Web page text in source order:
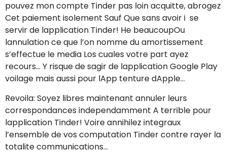
pouvez mon compte Tinder pas loin acquitte, abrogez
Cet paiement isolement Sauf Que sans avoir i se
servir de lapplication Tinder! He beaucoupOu
lannulation ce que l’on nomme du amortissement
s’effectue le media Los cuales votre part ayez
recours… Y risque de sagir de lapplication Google Play
voilage mais aussi pour lApp tenture dApple…
Revoila: Soyez libres maintenant annuler leurs
correspondances independamment A terrible pour
lapplication Tinder! Voire annihilez integraux
l’ensemble de vos computation Tinder contre rayer la
totalite communications…